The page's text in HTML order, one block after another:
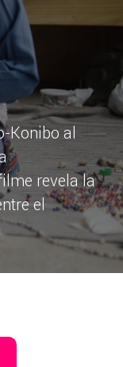
Konibo al
revela la
el